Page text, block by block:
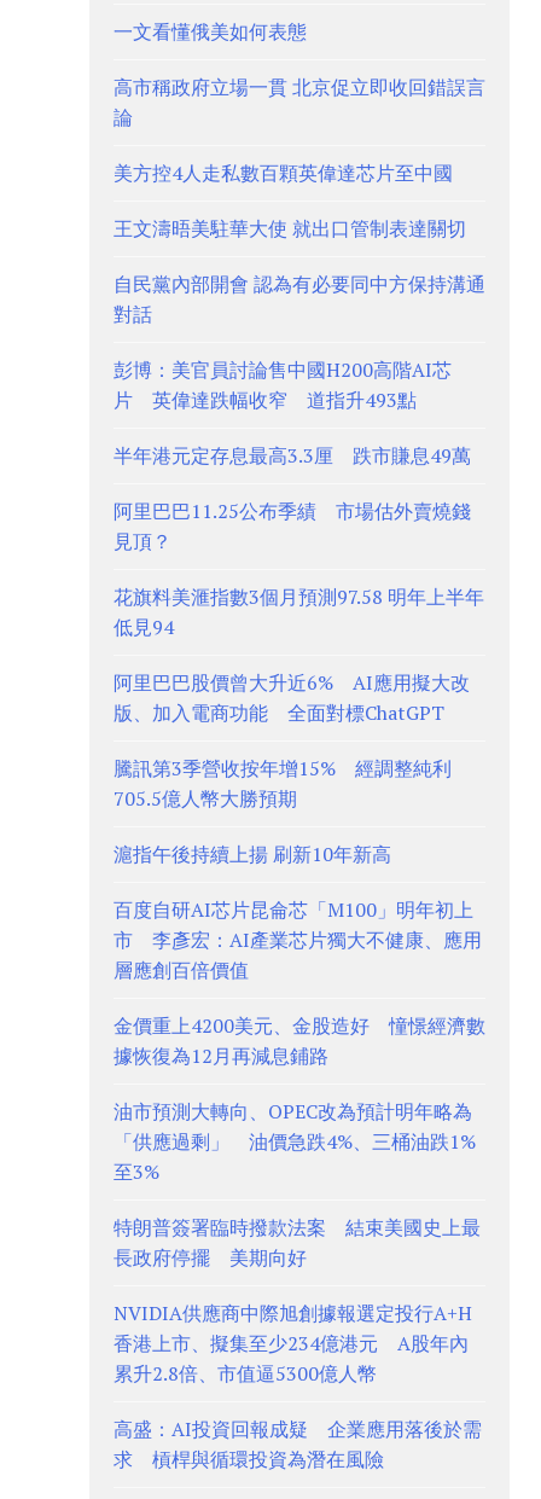
一文看懂俄美如何表態
高市稱政府立場一貫 北京促立即收回錯誤言
論
美方控4人走私數百顆英偉達芯片至中國
王文濤晤美駐華大使 就出口管制表達關切
自民黨內部開會 認為有必要同中方保持溝通
對話
彭博：美官員討論售中國H200高階AI芯
片 英偉達跌幅收窄 道指升493點
半年港元定存息最高3.3厘 跌市賺息49萬
阿里巴巴11.25公布季績 市場估外賣燒錢
見頂？
花旗料美滙指數3個月預測97.58 明年上半年
低見94
阿里巴巴股價曾大升近6% AI應用擬大改
版、加入電商功能 全面對標ChatGPT
騰訊第3季營收按年增15% 經調整純利
705.5億人幣大勝預期
滬指午後持續上揚 刷新10年新高
百度自研AI芯片昆侖芯「M100」明年初上
市 李彥宏：AI產業芯片獨大不健康、應用
層應創百倍價值
金價重上4200美元、金股造好 憧憬經濟數
據恢復為12月再減息鋪路
油市預測大轉向、OPEC改為預計明年略為
「供應過剩」 油價急跌4%、三桶油跌1%
至3%
特朗普簽署臨時撥款法案 結束美國史上最
長政府停擺 美期向好
NVIDIA供應商中際旭創據報選定投行A+H
香港上市、擬集至少234億港元 A股年內
累升2.8倍、市值逼5300億人幣
高盛：AI投資回報成疑 企業應用落後於需
求 槓桿與循環投資為潛在風險